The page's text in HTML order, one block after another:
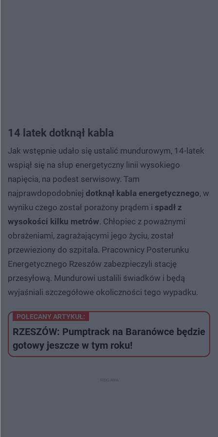
14 latek dotknął kabla
Jak wstępnie udało się ustalić mundurowym, 14-latek
wspiął się na słup energetyczny linii wysokiego
napięcia, na podest serwisowy. Tam
najprawdopodobniej dotknął kabla energetycznego, w
wyniku czego został porażony prądem i spadł z
wysokości kilku metrów. Chłopiec z poważnymi
obrażeniami, zagrażającymi jego życiu, został
przewieziony do szpitala. Pracownicy Posterunku
Energetycznego Rzeszów zabezpieczyli stację
przesyłową. Mundurowi ustalili świadków i będą
wyjaśniali szczegółowe okoliczności tego wypadku.
POLECANY ARTYKUŁ:
RZESZÓW: Pumptrack na Baranówce będzie
gotowy jeszcze w tym roku!